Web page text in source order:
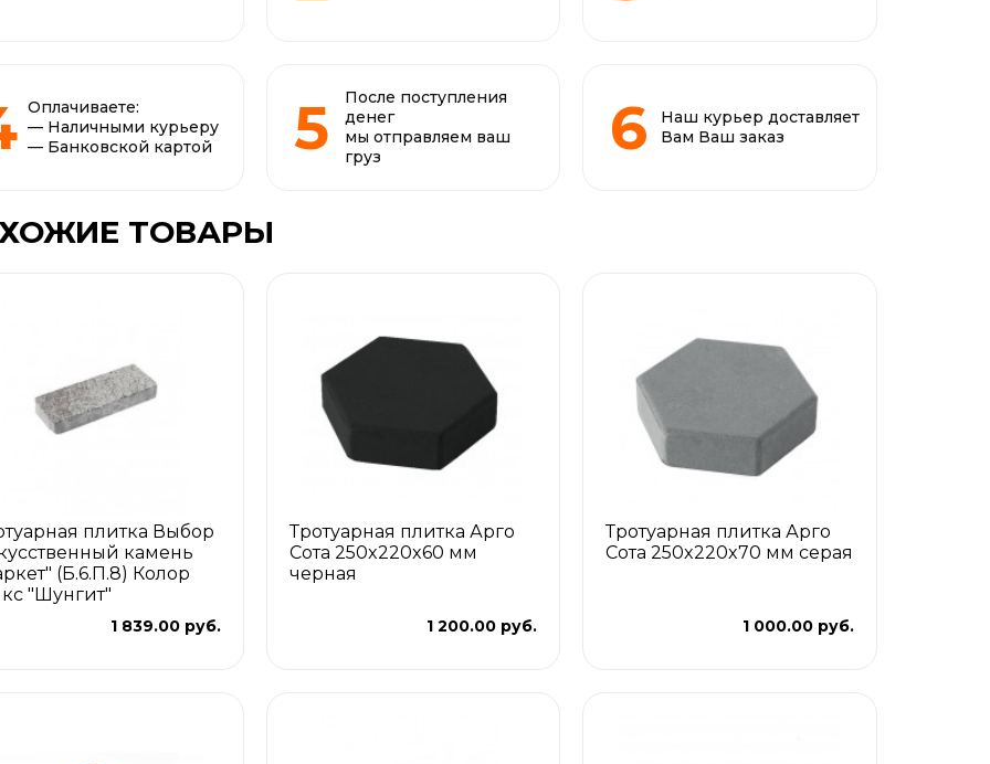
Оплачиваете:
— Наличными курьеру
— Банковской картой
После поступления
денег
мы отправляем ваш
груз
Наш курьер доставляет
Вам Ваш заказ
ТОВАРЫ
плитка Выбор
камень
(Б.6.П.8) Колор
"Шунгит"
1 839.00 руб.
Тротуарная плитка Арго
Сота 250x220x60 мм
черная
1 200.00 руб.
Тротуарная плитка Арго
Сота 250x220x70 мм серая
1 000.00 руб.